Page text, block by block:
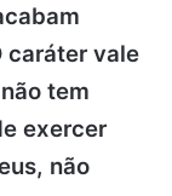
caráter vale
tem
exercer
não